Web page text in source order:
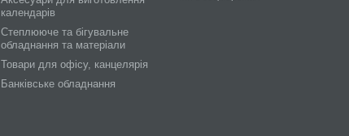
календарів
Степлююче та бігувальне
обладнання та матеріали
Товари для офісу, канцелярія
Банківське обладнання